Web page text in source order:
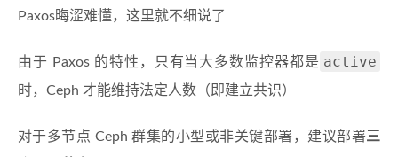
Paxos晦涩难懂，这里就不细说了
由于 Paxos 的特性，只有当大多数监控器都是 active
时，Ceph 才能维持法定人数（即建立共识）
对于多节点 Ceph 群集的小型或非关键部署，建议部署三